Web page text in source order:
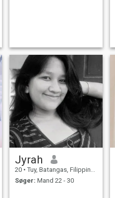
Jyrah
20 • Tuy, Batangas, Filippinerne
Søger: Mand 22 - 30